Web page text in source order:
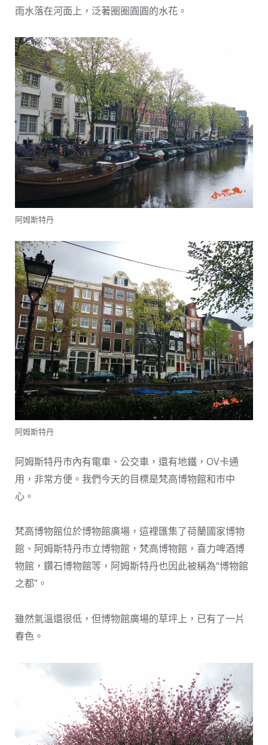
雨水落在河面上，泛著圈圈圓圓的水花。
阿姆斯特丹
阿姆斯特丹
阿姆斯特丹市內有電車、公交車，還有地鐵，OV卡通
用，非常方便。我們今天的目標是梵高博物館和市中
心。
梵高博物館位於博物館廣場，這裡匯集了荷蘭國家博物
館、阿姆斯特丹市立博物館，梵高博物館，喜力啤酒博
物館，鑽石博物館等，阿姆斯特丹也因此被稱為“博物館
之都”。
雖然氣溫還很低，但博物館廣場的草坪上，已有了一片
春色。